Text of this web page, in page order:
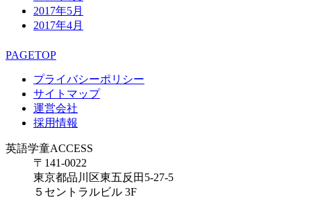
2017年5月
2017年4月
PAGETOP
プライバシーポリシー
サイトマップ
運営会社
採用情報
英語学童ACCESS
〒141-0022
東京都品川区東五反田5-27-5
５セントラルビル 3F